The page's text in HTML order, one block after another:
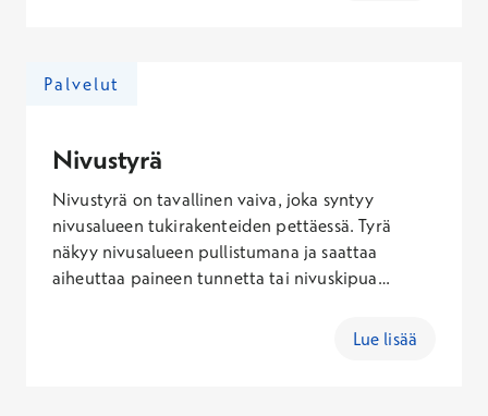
Palvelut
Nivustyrä
Nivustyrä on tavallinen vaiva, joka syntyy
nivusalueen tukirakenteiden pettäessä. Tyrä
näkyy nivusalueen pullistumana ja saattaa
aiheuttaa paineen tunnetta tai nivuskipua
korjata avo- tai tähystysleikkauksella . Varaa
Lue lisää